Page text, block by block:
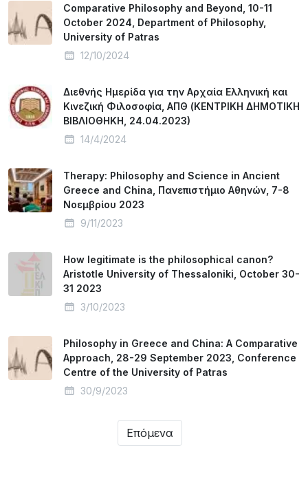
Comparative Philosophy and Beyond, 10-11
October 2024, Department of Philosophy,
University of Patras
12/10/2024
Διεθνής Ημερίδα για την Αρχαία Ελληνική και
Κινεζική Φιλοσοφία, ΑΠΘ (ΚΕΝΤΡΙΚΗ ΔΗΜΟΤΙΚΗ
ΒΙΒΛΙΟΘΗΚΗ, 24.04.2023)
14/4/2024
Therapy: Philosophy and Science in Ancient
Greece and China, Πανεπιστήμιο Αθηνών, 7-8
Νοεμβρίου 2023
9/11/2023
How legitimate is the philosophical canon?
Aristotle University of Thessaloniki, October 30-
31 2023
3/10/2023
Philosophy in Greece and China: A Comparative
Approach, 28-29 September 2023, Conference
Centre of the University of Patras
30/9/2023
Επόμενα